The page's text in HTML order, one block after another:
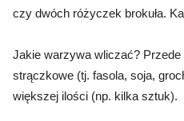
czy dwóch różyczek brokuła.
Jakie warzywa wliczać?
strączkowe (tj. fasola, soja,
większej ilości (np. kilka sztuk).